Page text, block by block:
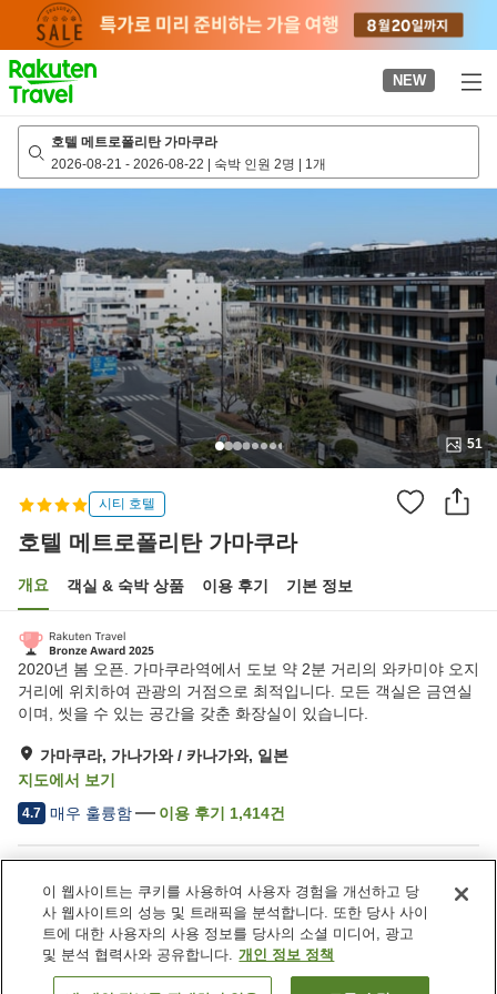
page
NEW
호텔 메트로폴리탄 가마쿠라
2026-08-21 - 2026-08-22 | 숙박 인원 2명 | 1개
51
시티 호텔
호텔 메트로폴리탄 가마쿠라
개요 객실 & 숙박 상품 이용 후기 기본 정보
2020년 봄 오픈. 가마쿠라역에서 도보 약 2분 거리의 와카미야 오지
거리에 위치하여 관광의 거점으로 최적입니다. 모든 객실은 금연실
이며, 씻을 수 있는 공간을 갖춘 화장실이 있습니다.
가마쿠라, 가나가와 / 카나가와, 일본
지도에서 보기
4.7 매우 훌륭함 이용 후기 1,414건
Wi-Fi
역에서 도보 5분
완전 금연
지정된 흡연 공간
일본 가나가와 / 카나가와
이 웹사이트는 쿠키를 사용하여 사용자 경험을 개선하고 당
사 웹사이트의 성능 및 트래픽을 분석합니다. 또한 당사 사이
트에 대한 사용자의 사용 정보를 당사의 소셜 미디어, 광고
및 분석 협력사와 공유합니다. 개인 정보 정책